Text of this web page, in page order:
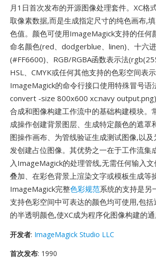
月1日首次发布的开源图像处理套件。XC格
取像素数据,而是生成指定尺寸的纯色画布,
色值。颜色可使用ImageMagick支持的任何
命名颜色(red、dodgerblue、linen)、十六
(#FF6600)、RGB/RGBA函数表示法
HSL、CMYK或任何其他支持的色彩空间表
ImageMagick的命令行接口使用特殊冒号语
convert -size 800x600 xc:navy
合成和图像构建工作流中的基础构建模块。
成操作创建背景图层、生成特定颜色的遮罩
图操作画布、为管线验证生成测试图像,以
发创建占位图像。其优势之一在于工作流集
入ImageMagick的处理管线,无需任何输入
叠加、在彩色背景上渲染文字或模板生成等
ImageMagick完整色彩规范系统的支持是
支持色彩空间中可表达的颜色均可使用,包括
的半透明颜色,使XC成为程序化图像构建的通
开发者: ImageMagick Studio LLC
首次发布: 1990